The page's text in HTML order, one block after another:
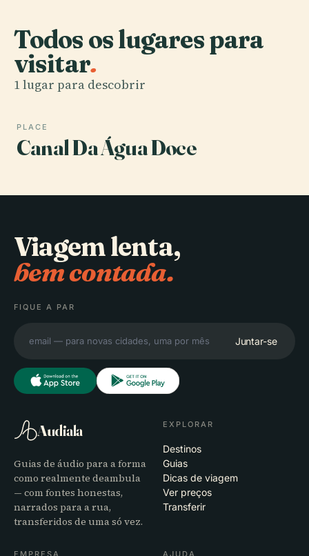
Todos os lugares para
visitar.
1 lugar para descobrir
PLACE
Canal Da Água Doce
Viagem lenta,
bem contada.
FIQUE A PAR
Juntar-se
Audiala
Guias de áudio para a forma
como realmente deambula
— com fontes honestas,
narrados para a rua,
transferidos de uma só vez.
EXPLORAR
Destinos
Guias
Dicas de viagem
Ver preços
Transferir
EMPRESA AJUDA